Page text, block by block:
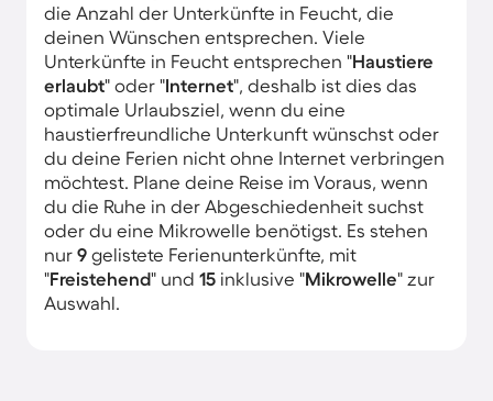
die Anzahl der Unterkünfte in Feucht, die
deinen Wünschen entsprechen. Viele
Unterkünfte in Feucht entsprechen "Haustiere
erlaubt" oder "Internet", deshalb ist dies das
optimale Urlaubsziel, wenn du eine
haustierfreundliche Unterkunft wünschst oder
du deine Ferien nicht ohne Internet verbringen
möchtest. Plane deine Reise im Voraus, wenn
du die Ruhe in der Abgeschiedenheit suchst
oder du eine Mikrowelle benötigst. Es stehen
nur 9 gelistete Ferienunterkünfte, mit
"Freistehend" und 15 inklusive "Mikrowelle" zur
Auswahl.